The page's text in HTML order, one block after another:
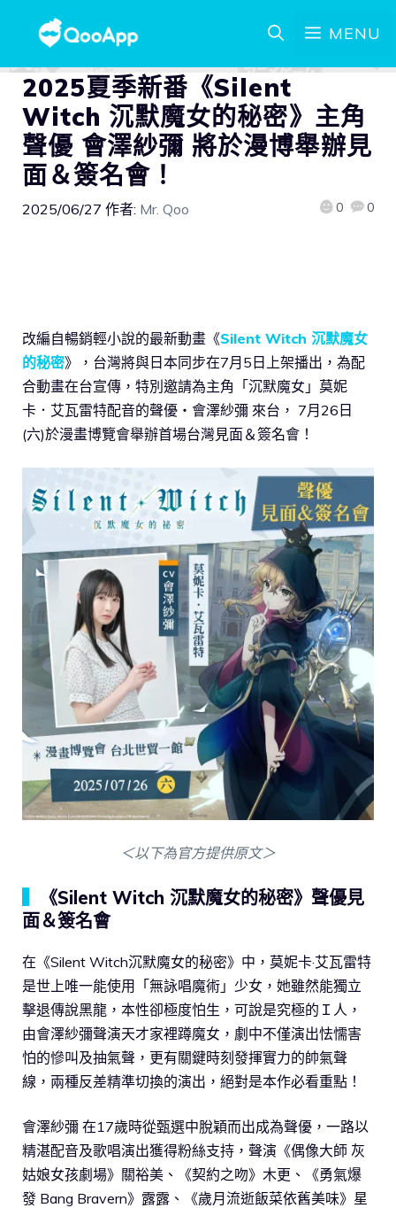
MENU
2025夏季新番《Silent
Witch 沉默魔女的秘密》主角
聲優 會澤紗彌 將於漫博舉辦見
面＆簽名會！
2025/06/27 作者: Mr. Qoo 0 0
改編自暢銷輕小說的最新動畫《Silent Witch 沉默魔女
的秘密》，台灣將與日本同步在7月5日上架播出，為配
合動畫在台宣傳，特別邀請為主角「沉默魔女」莫妮
卡．艾瓦雷特配音的聲優‧會澤紗彌 來台， 7月26日
(六)於漫畫博覽會舉辦首場台灣見面＆簽名會！
＜以下為官方提供原文＞
《Silent Witch 沉默魔女的秘密》聲優見
面＆簽名會
在《Silent Witch沉默魔女的秘密》中，莫妮卡·艾瓦雷特
是世上唯一能使用「無詠唱魔術」少女，她雖然能獨立
擊退傳說黑龍，本性卻極度怕生，可說是究極的Ｉ人，
由會澤紗彌聲演天才家裡蹲魔女，劇中不僅演出怯懦害
怕的慘叫及抽氣聲，更有關鍵時刻發揮實力的帥氣聲
線，兩種反差精準切換的演出，絕對是本作必看重點！
會澤紗彌 在17歲時從甄選中脫穎而出成為聲優，一路以
精湛配音及歌唱演出獲得粉絲支持，聲演《偶像大師 灰
姑娘女孩劇場》關裕美、《契約之吻》木更、《勇氣爆
發 Bang Bravern》露露、《歲月流逝飯菜依舊美味》星